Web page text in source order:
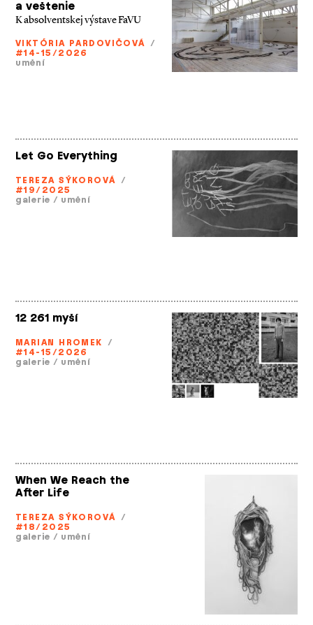
a veštenie
K absolventskej výstave FaVU
VIKTÓRIA PARDOVIČOVÁ /
#14-15/2026
umění
Let Go Everything
TEREZA SÝKOROVÁ /
#19/2025
galerie / umění
12 261 myší
MARIAN HROMEK /
#14-15/2026
galerie / umění
When We Reach the
After Life
TEREZA SÝKOROVÁ /
#18/2025
galerie / umění